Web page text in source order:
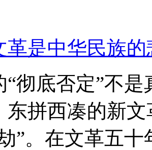
革是中华民族的
“彻底否定”不
东拼西凑的新
”。在文革五